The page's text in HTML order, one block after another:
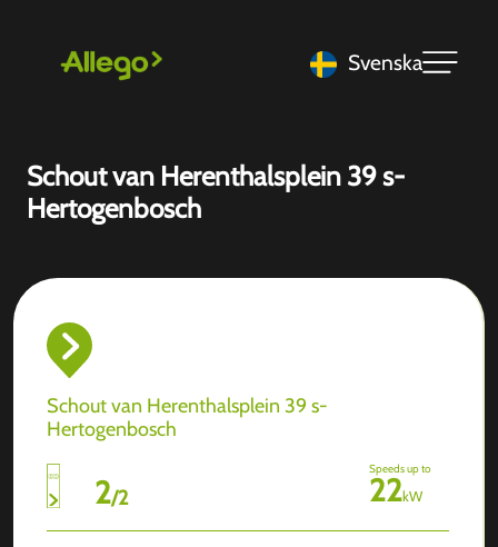
Svenska
Schout van Herenthalsplein 39 s-
Hertogenbosch
Schout van Herenthalsplein 39 s-
Hertogenbosch
2/2
Speeds up to
22kW